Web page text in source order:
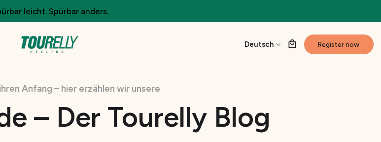
leicht. Spürbar anders.
Deutsch Register now
Anfang – hier erzählen wir unsere
– Der Tourelly Blog